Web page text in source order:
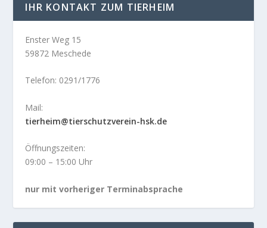
IHR KONTAKT ZUM TIERHEIM
Enster Weg 15
59872 Meschede
Telefon: 0291/1776
Mail:
tierheim@tierschutzverein-hsk.de
Öffnungszeiten:
09:00 – 15:00 Uhr
nur mit vorheriger Terminabsprache